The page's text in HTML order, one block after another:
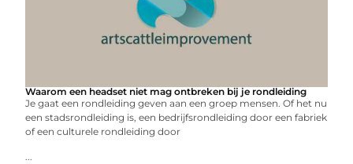
Waarom een headset niet mag ontbreken bij je rondleiding
Je gaat een rondleiding geven aan een groep mensen. Of het nu
een stadsrondleiding is, een bedrijfsrondleiding door een fabriek
of een culturele rondleiding door
...